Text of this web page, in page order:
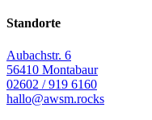
Standorte
Aubachstr. 6
56410 Montabaur
02602 / 919 6160
hallo@awsm.rocks